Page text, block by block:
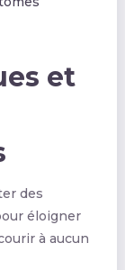
et
des
éloigner
à aucun